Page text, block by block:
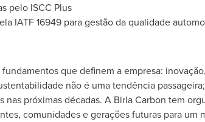
pelo ISCC Plus
IATF 16949 para gestão da qualidade
que definem a empresa:
não é uma tendência
nas próximas décadas. A Birla Carbon tem
comunidades e gerações futuras para um